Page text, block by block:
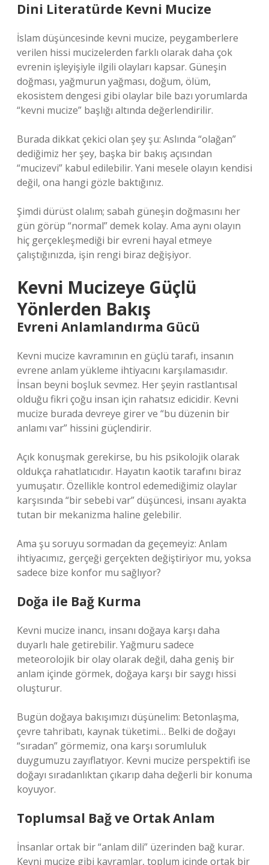
Dini Literatürde Kevni Mucize
İslam düşüncesinde kevni mucize, peygamberlere
verilen hissi mucizelerden farklı olarak daha çok
evrenin işleyişiyle ilgili olayları kapsar. Güneşin
doğması, yağmurun yağması, doğum, ölüm,
ekosistem dengesi gibi olaylar bile bazı yorumlarda
“kevni mucize” başlığı altında değerlendirilir.
Burada dikkat çekici olan şey şu: Aslında “olağan”
dediğimiz her şey, başka bir bakış açısından
“mucizevi” kabul edilebilir. Yani mesele olayın kendisi
değil, ona hangi gözle baktığınız.
Şimdi dürüst olalım; sabah güneşin doğmasını her
gün görüp “normal” demek kolay. Ama aynı olayın
hiç gerçekleşmediği bir evreni hayal etmeye
çalıştığınızda, işin rengi biraz değişiyor.
Kevni Mucizeye Güçlü
Yönlerden Bakış
Evreni Anlamlandırma Gücü
Kevni mucize kavramının en güçlü tarafı, insanın
evrene anlam yükleme ihtiyacını karşılamasıdır.
İnsan beyni boşluk sevmez. Her şeyin rastlantısal
olduğu fikri çoğu insan için rahatsız edicidir. Kevni
mucize burada devreye girer ve “bu düzenin bir
anlamı var” hissini güçlendirir.
Açık konuşmak gerekirse, bu his psikolojik olarak
oldukça rahatlatıcıdır. Hayatın kaotik tarafını biraz
yumuşatır. Özellikle kontrol edemediğimiz olaylar
karşısında “bir sebebi var” düşüncesi, insanı ayakta
tutan bir mekanizma haline gelebilir.
Ama şu soruyu sormadan da geçemeyiz: Anlam
ihtiyacımız, gerçeği gerçekten değiştiriyor mu, yoksa
sadece bize konfor mu sağlıyor?
Doğa ile Bağ Kurma
Kevni mucize inancı, insanı doğaya karşı daha
duyarlı hale getirebilir. Yağmuru sadece
meteorolojik bir olay olarak değil, daha geniş bir
anlam içinde görmek, doğaya karşı bir saygı hissi
oluşturur.
Bugün doğaya bakışımızı düşünelim: Betonlaşma,
çevre tahribatı, kaynak tüketimi… Belki de doğayı
“sıradan” görmemiz, ona karşı sorumluluk
duygumuzu zayıflatıyor. Kevni mucize perspektifi ise
doğayı sıradanlıktan çıkarıp daha değerli bir konuma
koyuyor.
Toplumsal Bağ ve Ortak Anlam
İnsanlar ortak bir “anlam dili” üzerinden bağ kurar.
Kevni mucize gibi kavramlar, toplum içinde ortak bir